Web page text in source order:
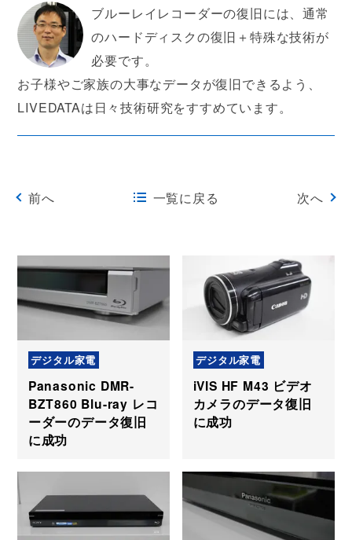
ブルーレイレコーダーの復旧には、通常
のハードディスクの復旧＋特殊な技術が
必要です。
お子様やご家族の大事なデータが復旧できるよう、
LIVEDATAは日々技術研究をすすめています。
前へ 一覧に戻る 次へ
デジタル家電
Panasonic DMR-
BZT860 Blu-ray レコ
ーダーのデータ復旧
に成功
デジタル家電
iVIS HF M43 ビデオ
カメラのデータ復旧
に成功